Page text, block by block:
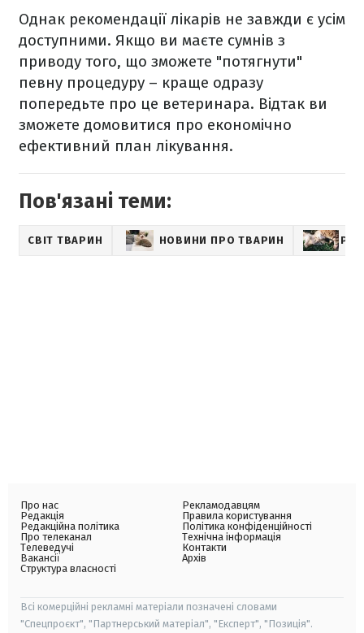
Однак рекомендації лікарів не завжди є усім
доступними. Якщо ви маєте сумнів з
приводу того, що зможете "потягнути"
певну процедуру – краще одразу
попередьте про це ветеринара. Відтак ви
зможете домовитися про економічно
ефективний план лікування.
Пов'язані теми:
СВІТ ТВАРИН НОВИНИ ПРО ТВАРИН
Про нас
Редакція
Редакційна політика
Про телеканал
Телеведучі
Вакансії
Структура власності
Рекламодавцям
Правила користування
Політика конфіденційності
Технічна інформація
Контакти
Архів
Всі комерційні рекламні матеріали позначені словами
"Спецпроєкт", "Партнерський матеріал", "Експерт", "Позиція".